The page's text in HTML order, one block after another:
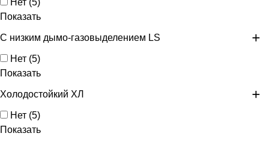
Нет (5)
Показать
С низким дымо-газовыделением LS
Нет (5)
Показать
Холодостойкий ХЛ
Нет (5)
Показать